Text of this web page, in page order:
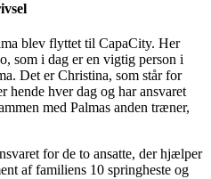
blev flyttet til CapaCity. Her
som i dag er en vigtig person i
Det er Christina, som står for
hende hver dag og har ansvaret
med Palmas anden træner,
for de to ansatte, der hjælper
af familiens 10 springheste og